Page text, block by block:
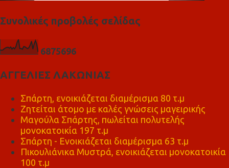
Συνολικές προβολές σελίδας
6875696
ΑΓΓΕΛΙΕΣ ΛΑΚΩΝΙΑΣ
Σπάρτη, ενοικιάζεται διαμέρισμα 80 τ.μ
Ζητείται άτομο με καλές γνώσεις μαγειρικής
Μαγούλα Σπάρτης, πωλείται πολυτελής
μονοκατοικία 197 τ.μ
Σπάρτη - Ενοικιάζεται διαμέρισμα 63 τ.μ
Πικουλιάνικα Μυστρά, ενοικιάζεται μονοκατοικία
100 τ.μ